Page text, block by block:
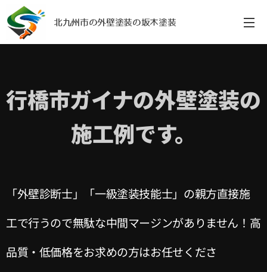
北九州市の外壁塗装の坂木塗装
行橋市ガイナの外壁塗装の
施工例です。
「外壁診断士」「一級塗装技能士」の親方直接施
工で行うので無駄な中間マージンがありません！高
品質・低価格をお求めの方はお任せくださ